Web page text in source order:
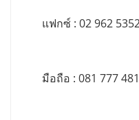
แฟกซ์ : 02 962
มือถือ : 081 777